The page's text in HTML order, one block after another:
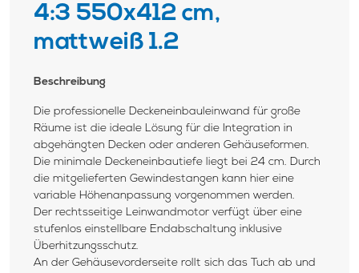
4:3 550x412 cm,
mattweiß 1.2
Beschreibung
Die professionelle Deckeneinbauleinwand für große
Räume ist die ideale Lösung für die Integration in
abgehängten Decken oder anderen Gehäuseformen.
Die minimale Deckeneinbautiefe liegt bei 24 cm. Durch
die mitgelieferten Gewindestangen kann hier eine
variable Höhenanpassung vorgenommen werden.
Der rechtsseitige Leinwandmotor verfügt über eine
stufenlos einstellbare Endabschaltung inklusive
Überhitzungsschutz.
An der Gehäusevorderseite rollt sich das Tuch ab und